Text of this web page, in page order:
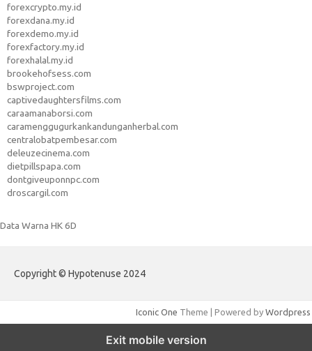
forexcrypto.my.id
forexdana.my.id
forexdemo.my.id
forexfactory.my.id
forexhalal.my.id
brookehofsess.com
bswproject.com
captivedaughtersfilms.com
caraamanaborsi.com
caramenggugurkankandunganherbal.com
centralobatpembesar.com
deleuzecinema.com
dietpillspapa.com
dontgiveuponnpc.com
droscargil.com
Data Warna HK 6D
Copyright © Hypotenuse 2024
Iconic One Theme | Powered by Wordpress
Exit mobile version